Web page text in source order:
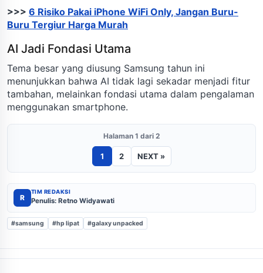
>>> 6 Risiko Pakai iPhone WiFi Only, Jangan Buru-
Buru Tergiur Harga Murah
AI Jadi Fondasi Utama
Tema besar yang diusung Samsung tahun ini
menunjukkan bahwa AI tidak lagi sekadar menjadi fitur
tambahan, melainkan fondasi utama dalam pengalaman
menggunakan smartphone.
Halaman 1 dari 2
1 2 NEXT »
R
TIM REDAKSI
Penulis: Retno Widyawati
#samsung #hp lipat #galaxy unpacked